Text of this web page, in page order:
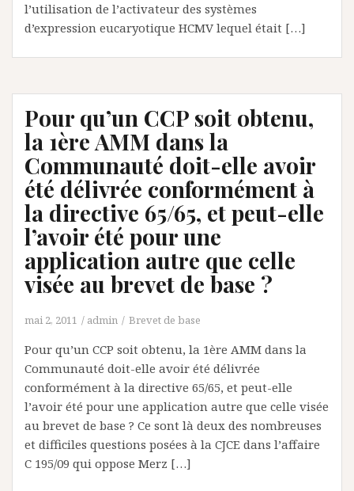
l’utilisation de l’activateur des systèmes
d’expression eucaryotique HCMV lequel était […]
Pour qu’un CCP soit obtenu,
la 1ère AMM dans la
Communauté doit-elle avoir
été délivrée conformément à
la directive 65/65, et peut-elle
l’avoir été pour une
application autre que celle
visée au brevet de base ?
mai 2, 2011 admin Brevet de base
Pour qu’un CCP soit obtenu, la 1ère AMM dans la
Communauté doit-elle avoir été délivrée
conformément à la directive 65/65, et peut-elle
l’avoir été pour une application autre que celle visée
au brevet de base ? Ce sont là deux des nombreuses
et difficiles questions posées à la CJCE dans l’affaire
C 195/09 qui oppose Merz […]